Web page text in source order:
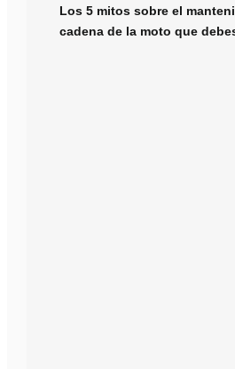
Los 5 mitos sobre el
cadena de la moto que